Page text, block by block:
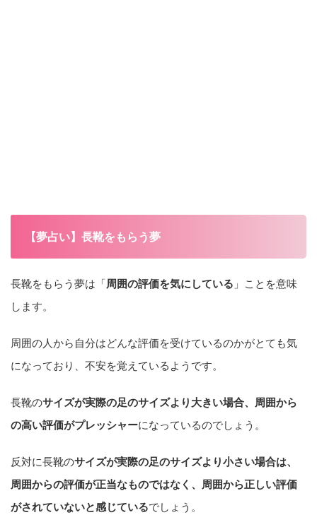
【夢占い】長靴をもらう夢
長靴をもらう夢は「周囲の評価を気にしている 」ことを意味
します。
周囲の人から自分はどんな評価を受けているのかがとても気
になっており、不安を覚えているようです。
長靴のサイズが実際の足のサイズより大きい場合、周囲から
の高い評価がプレッシャーになっているのでしょう。
反対に長靴のサイズが実際の足のサイズより小さい場合は、
周囲からの評価が正当なものではなく、周囲から正しい評価
がされていないと感じているでしょう。